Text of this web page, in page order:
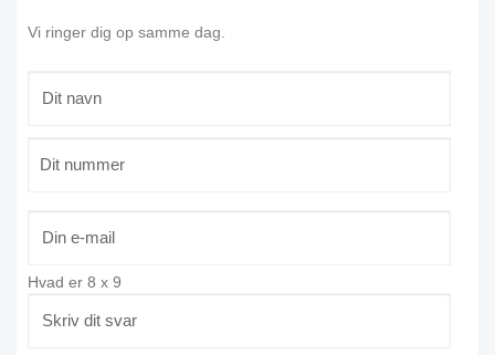
Vi ringer dig op samme dag.
Hvad er 8 x 9